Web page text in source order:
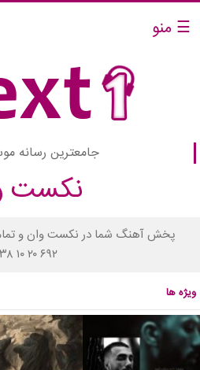
☰ منو
جامعترین رسانه
نکست
پخش آهنگ شما در نکست وان و
۰۹۳۸ ۱۰ ۲۰
ویژه ها